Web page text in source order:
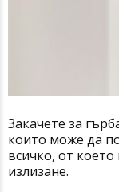
Закачете за
които може да
всичко, от
излизане.